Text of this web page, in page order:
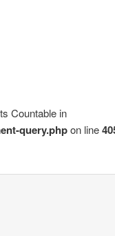
Countable in
query.phpon line